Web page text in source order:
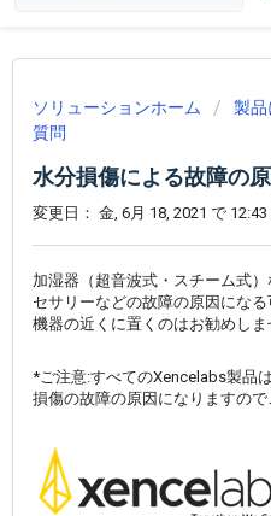
ソリューションホーム 製品
質問
水分損傷による故障の
変更日： 金, 6月 18, 2021 で 12:43
加湿器（超音波式・スチーム式
セサリーなどの故障の原因にな
機器の近くに置くのはお勧めしま
*ご注意:すべてのXencelabs製品
損傷の故障の原因になりますので